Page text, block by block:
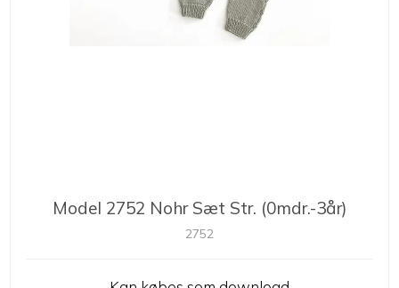
Model 2752 Nohr Sæt Str. (0mdr.-3år)
2752